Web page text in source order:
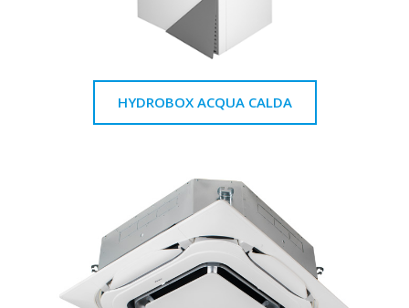
HYDROBOX ACQUA CALDA